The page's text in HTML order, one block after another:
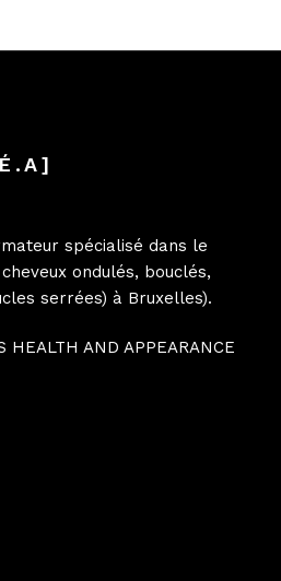
spécialisé dans le
ondulés, bouclés,
serrées) à Bruxelles).
HEALTH AND APPEARANCE